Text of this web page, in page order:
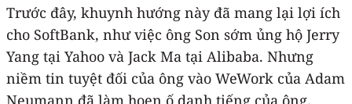
Trước đây, khuynh hướng này đã mang lại lợi ích
cho SoftBank, như việc ông Son sớm ủng hộ Jerry
Yang tại Yahoo và Jack Ma tại Alibaba. Nhưng
niềm tin tuyệt đối của ông vào WeWork của Adam
Neumann đã làm hoen ố danh tiếng của ông.